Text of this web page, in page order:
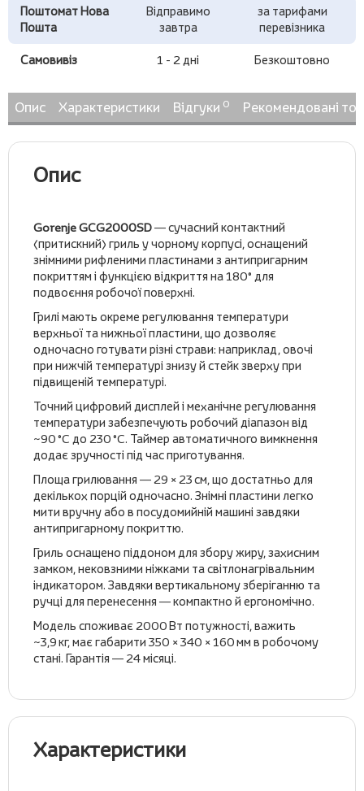
Поштомат Нова
Пошта
Відправимо
завтра
за тарифами
перевізника
Самовивіз 1 - 2 дні Безкоштовно
Опис Характеристики Відгуки 0 Рекомендовані
Опис
Gorenje GCG2000SD— сучасний контактний
(притискний) гриль у чорному корпусі, оснащений
знімними рифленими пластинами з антипригарним
покриттям і функцією відкриття на 180° для
подвоєння робочої поверхні.
Грилі мають окреме регулювання температури
верхньої та нижньої пластини, що дозволяє
одночасно готувати різні страви: наприклад, овочі
при нижчій температурі знизу й стейк зверху при
підвищеній температурі.
Точний цифровий дисплей і механічне регулювання
температури забезпечують робочий діапазон від
~90 °C до 230 °C. Таймер автоматичного вимкнення
додає зручності під час приготування.
Площа грилювання — 29 × 23 см, що достатньо для
декількох порцій одночасно. Знімні пластини легко
мити вручну або в посудомийній машині завдяки
антипригарному покриттю.
Гриль оснащено піддоном для збору жиру, захисним
замком, нековзними ніжками та світлонагрівальним
індикатором. Завдяки вертикальному зберіганню та
ручці для перенесення — компактно й ергономічно.
Модель споживає 2000 Вт потужності, важить
~3,9 кг, має габарити 350 × 340 × 160 мм в робочому
стані. Гарантія — 24 місяці.
Характеристики